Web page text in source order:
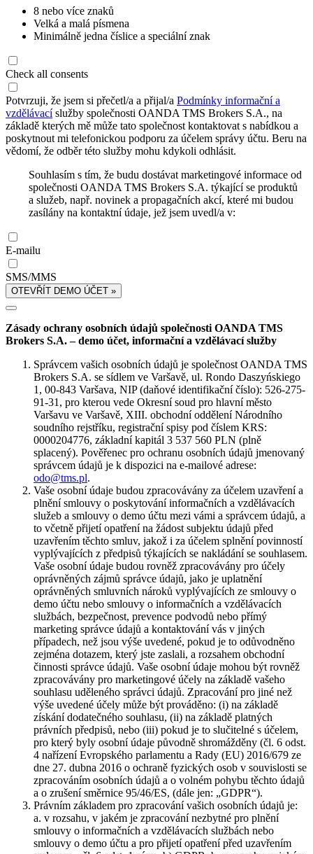
8 nebo více znaků
Velká a malá písmena
Minimálně jedna číslice a speciální znak
Check all consents
Potvrzuji, že jsem si přečetl/a a přijal/a Podmínky informační a
vzdělávacíslužby společnosti OANDA TMS Brokers S.A., na
základě kterých mě může tato společnost kontaktovat s nabídkou a
poskytnout mi telefonickou podporu za účelem správy účtu. Beru na
vědomí, že odběr této služby mohu kdykoli odhlásit.
Souhlasím s tím, že budu dostávat marketingové informace od
společnosti OANDA TMS Brokers S.A. týkající se produktů
a služeb, např. novinek a propagačních akcí, které mi budou
zasílány na kontaktní údaje, jež jsem uvedl/a v:
E-mailu
SMS/MMS
OTEVŘÍT DEMO ÚČET »
Zásady ochrany osobních údajů společnosti OANDA TMS
Brokers S.A. – demo účet, informační a vzdělávací služby
Správcem vašich osobních údajů je společnost OANDA TMS
Brokers S.A. se sídlem ve Varšavě, ul. Rondo Daszyńskiego
1, 00-843 Varšava, NIP (daňové identifikační číslo): 526-275-
91-31, pro kterou vede Okresní soud pro hlavní město
Varšavu ve Varšavě, XIII. obchodní oddělení Národního
soudního rejstříku, registrační spisy pod číslem KRS:
0000204776, základní kapitál 3 537 560 PLN (plně
splacený). Pověřenec pro ochranu osobních údajů jmenovaný
správcem údajů je k dispozici na e-mailové adrese:
odo@tms.pl.
Vaše osobní údaje budou zpracovávány za účelem uzavření a
plnění smlouvy o poskytování informačních a vzdělávacích
služeb a smlouvy o demo účtu mezi vámi a správcem údajů, a
to včetně přijetí opatření na žádost subjektu údajů před
uzavřením těchto smluv, jakož i za účelem splnění povinností
vyplývajících z předpisů týkajících se nakládání se souhlasem.
Vaše osobní údaje budou rovněž zpracovávány pro účely
oprávněných zájmů správce údajů, jako je uplatnění
oprávněných smluvních nároků vyplývajících ze smlouvy o
demo účtu nebo smlouvy o informačních a vzdělávacích
službách, bezpečnost, prevence podvodů nebo přímý
marketing správce údajů a kontaktování vás v jiných
případech, než jsou výše uvedené, pokud je to odůvodněno
zejména dotazem, který jste zaslali, a rozsahem obchodní
činnosti správce údajů. Vaše osobní údaje mohou být rovněž
zpracovávány pro marketingové účely na základě vašeho
souhlasu uděleného správci údajů. Zpracování pro jiné než
výše uvedené účely může být prováděno: (i) na základě
získání dodatečného souhlasu, (ii) na základě platných
právních předpisů, nebo (iii) pokud je to slučitelné s účelem,
pro který byly osobní údaje původně shromážděny (čl. 6 odst.
4 nařízení Evropského parlamentu a Rady (EU) 2016/679 ze
dne 27. dubna 2016 o ochraně fyzických osob v souvislosti se
zpracováním osobních údajů a o volném pohybu těchto údajů
a o zrušení směrnice 95/46/ES, (dále jen: „GDPR“).
Právním základem pro zpracování vašich osobních údajů je:
a. v rozsahu, v jakém je zpracování nezbytné pro plnění
smlouvy o informačních a vzdělávacích službách nebo
smlouvy o demo účtu a pro přijetí opatření před uzavřením